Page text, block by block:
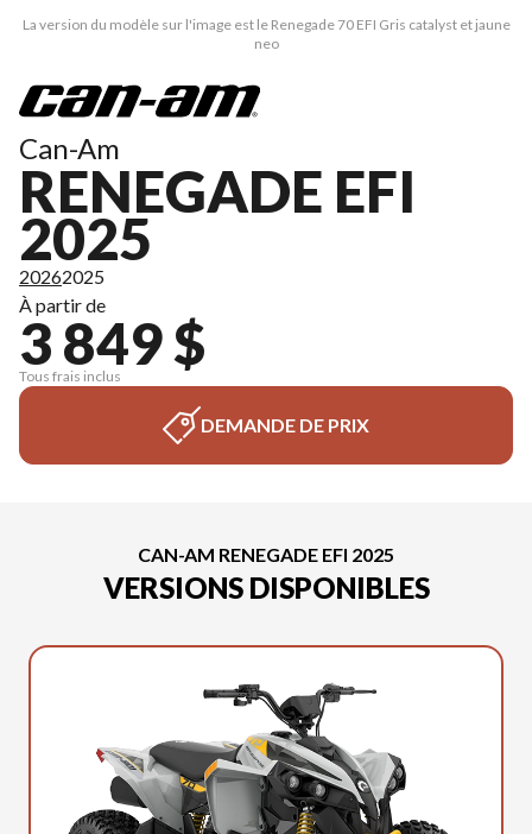
La version du modèle sur l'image est le Renegade 70 EFI Gris catalyst et jaune
neo
Can-Am
RENEGADE EFI
2025
20262025
À partir de
3 849 $
Tous frais inclus
DEMANDE DE PRIX
CAN-AM RENEGADE EFI 2025
VERSIONS DISPONIBLES